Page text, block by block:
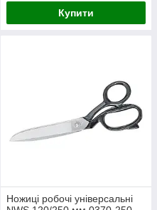
Купити
Ножиці робочі універсальні